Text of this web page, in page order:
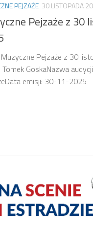
PEJZAŻE 30 LISTOPADA
Pejzaże z 30
Muzyczne Pejzaże z 30
GoskaNazwa
emisji: 30-11-2025